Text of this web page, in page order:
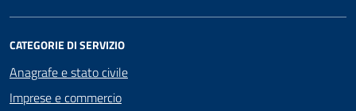
CATEGORIE DI SERVIZIO
Anagrafe e stato civile
Imprese e commercio